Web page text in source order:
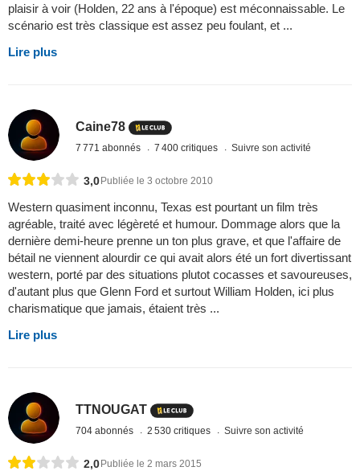
plaisir à voir (Holden, 22 ans à l'époque) est méconnaissable. Le
scénario est très classique est assez peu foulant, et ...
Lire plus
Caine78
7 771 abonnés 7 400 critiques Suivre son activité
3,0Publiée le 3 octobre 2010
Western quasiment inconnu, Texas est pourtant un film très
agréable, traité avec légèreté et humour. Dommage alors que la
dernière demi-heure prenne un ton plus grave, et que l'affaire de
bétail ne viennent alourdir ce qui avait alors été un fort divertissant
western, porté par des situations plutot cocasses et savoureuses,
d'autant plus que Glenn Ford et surtout William Holden, ici plus
charismatique que jamais, étaient très ...
Lire plus
TTNOUGAT
704 abonnés 2 530 critiques Suivre son activité
2,0 Publiée le 2 mars 2015